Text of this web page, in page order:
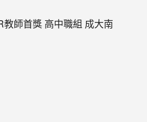
師首獎 高中職組 成大南